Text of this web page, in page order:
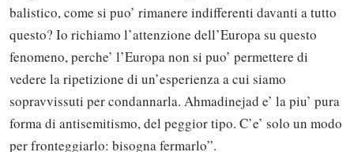
balistico, come si puo’ rimanere indifferenti davanti a tutto
questo? Io richiamo l’attenzione dell’Europa su questo
fenomeno, perche’ l’Europa non si puo’ permettere di
vedere la ripetizione di un’esperienza a cui siamo
sopravvissuti per condannarla. Ahmadinejad e’ la piu’ pura
forma di antisemitismo, del peggior tipo. C’e’ solo un modo
per fronteggiarlo: bisogna fermarlo”.
Solo gli utenti registrati possono